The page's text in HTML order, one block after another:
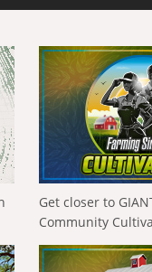
Get closer to
Community